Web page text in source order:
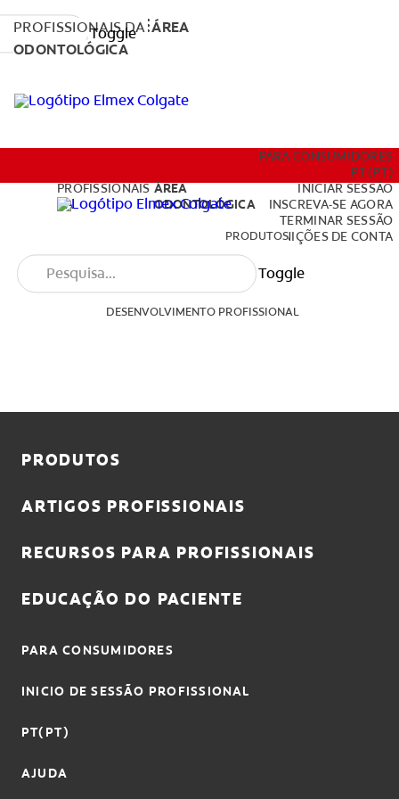
Toggle
DESENVOLVIMENTO PROFISSIONAL
PROFISSIONAIS DAÁREA
ODONTOLÓGICA
PROFISSIONAIS
DA
ÁREA
ODONTOLÓGICA
PARA CONSUMIDORES
PT (PT)
INICIAR SESSÃO
INSCREVA-SE AGORA
TERMINAR SESSÃO
DEFINIÇÕES DE CONTA
PRODUTOS
DESENVOLVIMENTO PROFISSIONAL
Toggle
PRODUTOS
ARTIGOS PROFISSIONAIS
RECURSOS PARA PROFISSIONAIS
EDUCAÇÃO DO PACIENTE
PARA CONSUMIDORES
INICIO DE SESSÃO PROFISSIONAL
PT(PT)
AJUDA